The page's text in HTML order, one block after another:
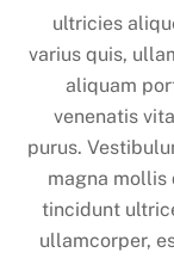
ultricies
varius quis,
aliquam
venenatis
purus.
magna mollis
tincidunt
ullamcorper,